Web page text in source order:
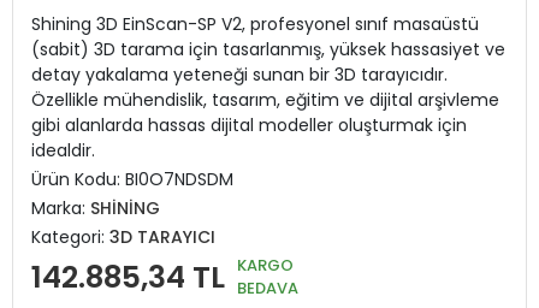
Shining 3D EinScan-SP V2, profesyonel sınıf masaüstü
(sabit) 3D tarama için tasarlanmış, yüksek hassasiyet ve
detay yakalama yeteneği sunan bir 3D tarayıcıdır.
Özellikle mühendislik, tasarım, eğitim ve dijital arşivleme
gibi alanlarda hassas dijital modeller oluşturmak için
idealdir.
Ürün Kodu: BI0O7NDSDM
Marka: SHİNİNG
Kategori: 3D TARAYICI
142.885,34 TL KARGO
BEDAVA